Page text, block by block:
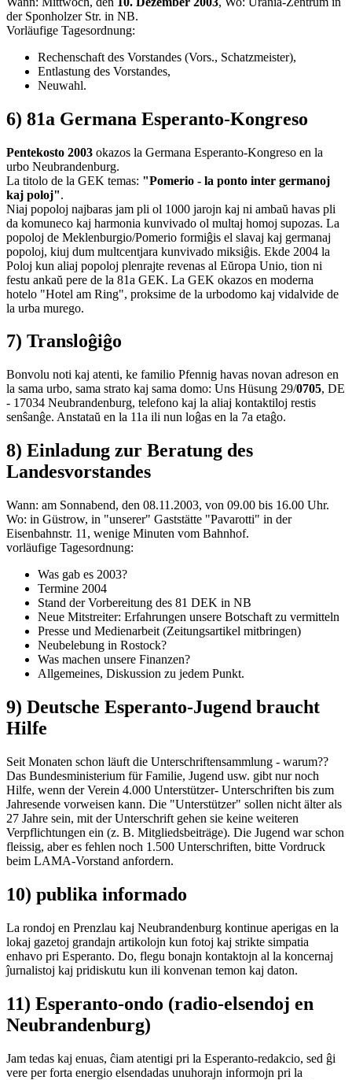
der Sponholzer Str. in NB.
Vorläufige Tagesordnung:
Rechenschaft des Vorstandes (Vors., Schatzmeister),
Entlastung des Vorstandes,
Neuwahl.
6) 81a Germana Esperanto-Kongreso
Pentekosto 2003 okazos la Germana Esperanto-Kongreso en la
urbo Neubrandenburg.
La titolo de la GEK temas: "Pomerio - la ponto inter germanoj
kaj poloj".
Niaj popoloj najbaras jam pli ol 1000 jarojn kaj ni ambaŭ havas pli
da komuneco kaj harmonia kunvivado ol multaj homoj supozas. La
popoloj de Meklenburgio/Pomerio formiĝis el slavaj kaj germanaj
popoloj, kiuj dum multcentjara kunvivado miksiĝis. Ekde 2004 la
Poloj kun aliaj popoloj plenrajte revenas al Eŭropa Unio, tion ni
festu ankaŭ pere de la 81a GEK. La GEK okazos en moderna
hotelo "Hotel am Ring", proksime de la urbodomo kaj vidalvide de
la urba murego.
7) Transloĝiĝo
Bonvolu noti kaj atenti, ke familio Pfennig havas novan adreson en
la sama urbo, sama strato kaj sama domo: Uns Hüsung 29/0705, DE
- 17034 Neubrandenburg, telefono kaj la aliaj kontaktiloj restis
senŝanĝe. Anstataŭ en la 11a ili nun loĝas en la 7a etaĝo.
8) Einladung zur Beratung des
Landesvorstandes
Wann: am Sonnabend, den 08.11.2003, von 09.00 bis 16.00 Uhr.
Wo: in Güstrow, in "unserer" Gaststätte "Pavarotti" in der
Eisenbahnstr. 11, wenige Minuten vom Bahnhof.
vorläufige Tagesordnung:
Was gab es 2003?
Termine 2004
Stand der Vorbereitung des 81 DEK in NB
Neue Mitstreiter: Erfahrungen unsere Botschaft zu vermitteln
Presse und Medienarbeit (Zeitungsartikel mitbringen)
Neubelebung in Rostock?
Was machen unsere Finanzen?
Allgemeines, Diskussion zu jedem Punkt.
9) Deutsche Esperanto-Jugend braucht
Hilfe
Seit Monaten schon läuft die Unterschriftensammlung - warum??
Das Bundesministerium für Familie, Jugend usw. gibt nur noch
Hilfe, wenn der Verein 4.000 Unterstützer- Unterschriften bis zum
Jahresende vorweisen kann. Die "Unterstützer" sollen nicht älter als
27 Jahre sein, mit der Unterschrift gehen sie keine weiteren
Verpflichtungen ein (z. B. Mitgliedsbeiträge). Die Jugend war schon
fleissig, aber es fehlen noch 1.500 Unterschriften, bitte Vordruck
beim LAMA-Vorstand anfordern.
10) publika informado
La rondoj en Prenzlau kaj Neubrandenburg kontinue aperigas en la
lokaj gazetoj grandajn artikolojn kun fotoj kaj strikte simpatia
enhavo pri Esperanto. Do, flegu bonajn kontaktojn al la koncernaj
ĵurnalistoj kaj pridiskutu kun ili konvenan temon kaj daton.
11) Esperanto-ondo (radio-elsendoj en
Neubrandenburg)
Jam tedas kaj enuas, ĉiam atentigi pri la Esperanto-redakcio, sed ĝi
vere per forta energio elsendadas unuhorajn informojn pri la